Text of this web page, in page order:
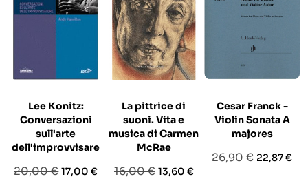
Lee Konitz:
Conversazioni
sull'arte
dell'improvvisare
Prezzo
20,00 €Prezzo
17,00 €
La pittrice di
suoni. Vita e
musica di Carmen
McRae
Prezzo
16,00 € Prezzo
13,60 €
Cesar Franck -
Violin Sonata A
majores
Prezzo
26,90 € Prezzo
22,87 €